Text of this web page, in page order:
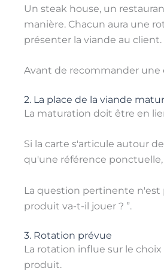
Un steak house, un
manière. Chacun aura une
présenter la viande au client.
Avant de recommander
2. La place de la viande
La maturation doit être en
Si la carte s'articule autour
qu'une référence
La question pertinente n'est
produit va-t-il jouer ? ”.
3. Rotation prévue
La rotation influe sur le
produit.